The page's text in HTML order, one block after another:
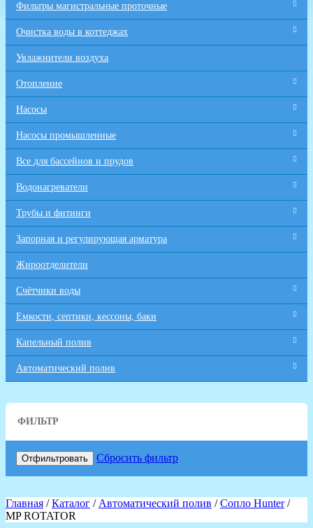
Фильтры магистральные проточные
Очистка воды в коттеджах
Увлажнители воздуха
Отопление
Насосы
Насосы промышленные
Все для бaссейнов и прудов
Водонагреватели
Трубы и фитинги
Запорная и регулирующая арматура
Жироотделители
Счётчики воды
Емкости, септики, кессоны, баки
Капельный полив
Автоматический полив
ФИЛЬТР
Отфильтровать Сбросить фильтр
Главная /Каталог / Автоматический полив /Сопло Hunter/
MP ROTATOR